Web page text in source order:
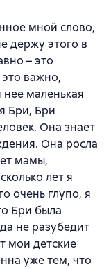
мной слово,
держу этого в
– это
важно,
маленькая
Бри, Бри
Она знает
Она росла
мамы,
лет я
очень глупо, я
Бри была
не разубедит
мои детские
уже тем, что